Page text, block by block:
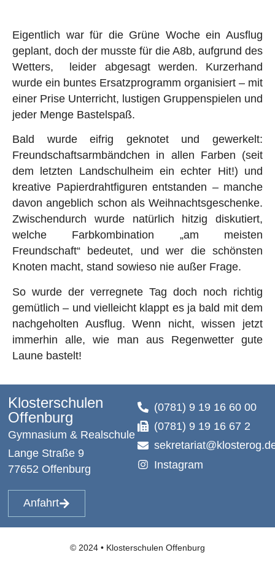
Eigentlich war für die Grüne Woche ein Ausflug
geplant, doch der musste für die A8b, aufgrund des
Wetters, leider abgesagt werden. Kurzerhand
wurde ein buntes Ersatzprogramm organisiert – mit
einer Prise Unterricht, lustigen Gruppenspielen und
jeder Menge Bastelspaß.
Bald wurde eifrig geknotet und gewerkelt:
Freundschaftsarmbändchen in allen Farben (seit
dem letzten Landschulheim ein echter Hit!) und
kreative Papierdrahtfiguren entstanden – manche
davon angeblich schon als Weihnachtsgeschenke.
Zwischendurch wurde natürlich hitzig diskutiert,
welche Farbkombination „am meisten
Freundschaft“ bedeutet, und wer die schönsten
Knoten macht, stand sowieso nie außer Frage.
So wurde der verregnete Tag doch noch richtig
gemütlich – und vielleicht klappt es ja bald mit dem
nachgeholten Ausflug. Wenn nicht, wissen jetzt
immerhin alle, wie man aus Regenwetter gute
Laune bastelt!
Klosterschulen
Offenburg
Gymnasium & Realschule
Lange Straße 9
77652 Offenburg
Anfahrt
(0781) 9 19 16 60 00
(0781) 9 19 16 67 2
Instagram
© 2024 • Klosterschulen Offenburg